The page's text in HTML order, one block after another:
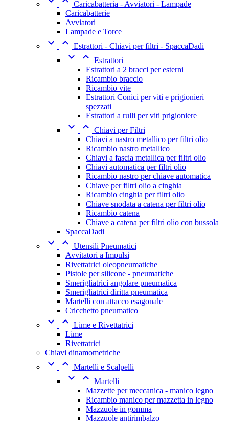
Caricabatteria - Avviatori - Lampade
Caricabatterie
Avviatori
Lampade e Torce
  Estrattori - Chiavi per filtri - SpaccaDadi
  Estrattori
Estrattori a 2 bracci per esterni
Ricambio braccio
Ricambio vite
Estrattori Conici per viti e prigionieri
spezzati
Estrattori a rulli per viti prigioniere
  Chiavi per Filtri
Chiavi a nastro metallico per filtri olio
Ricambio nastro metallico
Chiavi a fascia metallica per filtri olio
Chiavi automatica per filtri olio
Ricambio nastro per chiave automatica
Chiave per filtri olio a cinghia
Ricambio cinghia per filtri olio
Chiave snodata a catena per filtri olio
Ricambio catena
Chiave a catena per filtri olio con bussola
SpaccaDadi
  Utensili Pneumatici
Avvitatori a Impulsi
Rivettatrici oleopneumatiche
Pistole per silicone - pneumatiche
Smerigliatrici angolare pneumatica
Smerigliatrici diritta pneumatica
Martelli con attacco esagonale
Cricchetto pneumatico
  Lime e Rivettatrici
Lime
Rivettatrici
Chiavi dinamometriche
  Martelli e Scalpelli
  Martelli
Mazzette per meccanica - manico legno
Ricambio manico per mazzetta in legno
Mazzuole in gomma
Mazzuole antirimbalzo